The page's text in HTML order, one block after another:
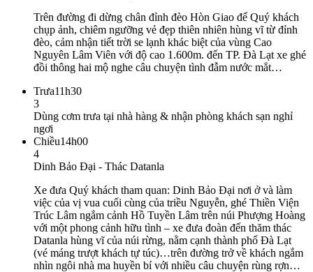
Trên đường đi dừng chân đỉnh đèo Hòn Giao để Quý khách
chụp ảnh, chiêm ngưỡng vẻ đẹp thiên nhiên hùng vĩ từ đỉnh
đèo, cảm nhận tiết trời se lạnh khác biệt của vùng Cao
Nguyên Lâm Viên với độ cao 1.600m. đến TP. Đà Lạt xe ghé
đồi thông hai mộ nghe câu chuyện tình đẫm nước mắt…
Trưa11h30
3
Dùng cơm trưa tại nhà hàng & nhận phòng khách sạn nghỉ
ngơi
Chiều14h00
4
Dinh Bảo Đại - Thác Datanla
Xe đưa Quý khách tham quan: Dinh Bảo Đại nơi ở và làm
việc của vị vua cuối cùng của triều Nguyễn, ghé Thiền Viện
Trúc Lâm ngắm cảnh Hồ Tuyền Lâm trên núi Phượng Hoàng
với một phong cảnh hữu tình – xe đưa đoàn đến thăm thác
Datanla hùng vĩ của núi rừng, nằm cạnh thành phố Đà Lạt
(vé máng trượt khách tự túc)…trên đường trở về khách ngắm
nhìn ngôi nhà ma huyền bí với nhiều câu chuyện rùng rợn…